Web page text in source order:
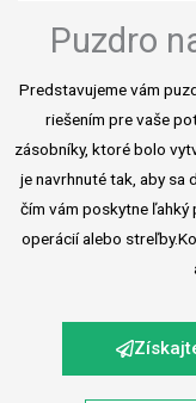
Puzdro
Predstavujeme vám
riešením pre vaše
zásobníky, ktoré bolo
je navrhnuté tak, aby sa
čím vám poskytne
operácií alebo